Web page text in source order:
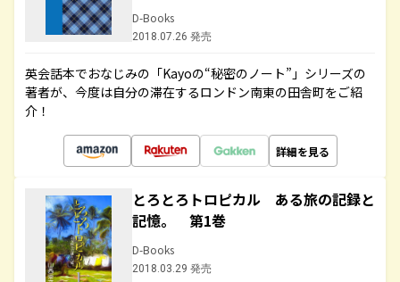
D-Books
2018.07.26 発売
英会話本でおなじみの「Kayoの“秘密のノート”」シリーズの
著者が、今度は自分の滞在するロンドン南東の田舎町をご紹
介！
詳細を見る
とろとろトロピカル ある旅の記録と
記憶。 第1巻
D-Books
2018.03.29 発売